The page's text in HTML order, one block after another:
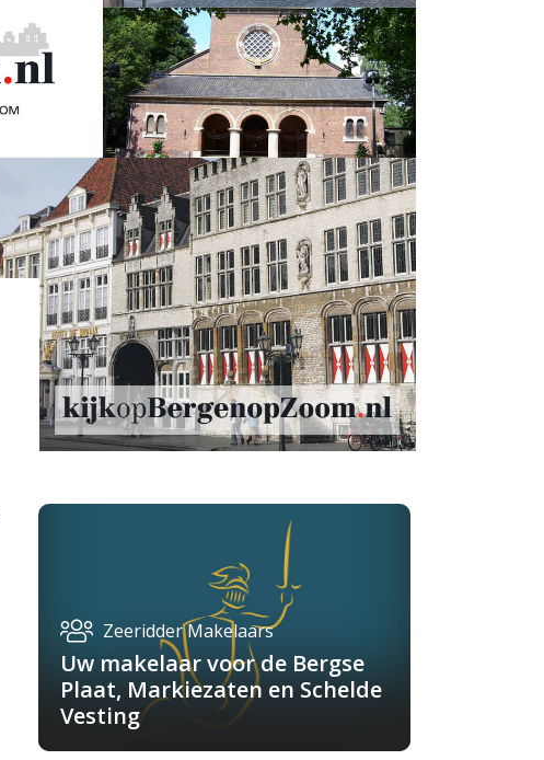
Zeeridder Makelaars
Uw makelaar voor de Bergse
Plaat, Markiezaten en Schelde
Vesting